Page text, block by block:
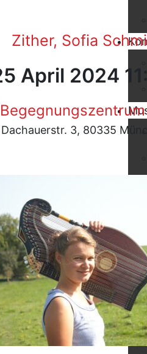
Zither, Sofia
April 2024
Dachauerstr. 3, 80335